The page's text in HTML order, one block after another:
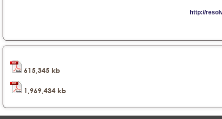
615,345 kb
1,969,434 kb